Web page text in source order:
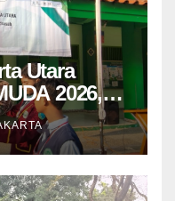
Utara
2026,
dan